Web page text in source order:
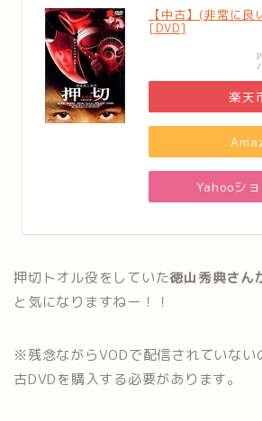
【中古】(非常に
[DVD]
楽天
Yahooシ
押切トオル役をしていた徳山秀典さん
と気になりますねー！！
※残念ながらVODで配信されていない
古DVDを購入する必要があります。